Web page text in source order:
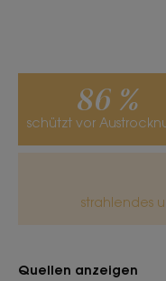
Sprühnebel.
Geruch des Inhalts
86 %
schützt vor
strahlendes
Quellen anzeigen